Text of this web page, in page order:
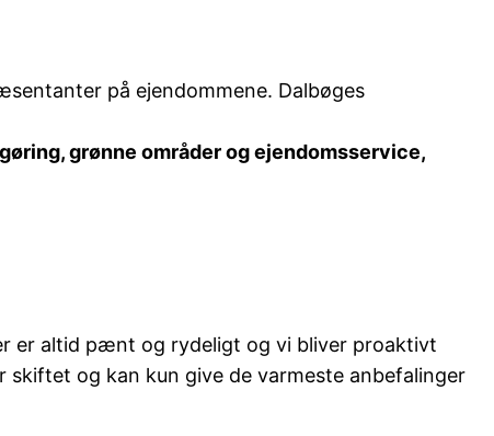
på ejendommene. Dalbøges
grønne områder og ejendomsservice,
er altid pænt og rydeligt og vi bliver proaktivt
og kan kun give de varmeste anbefalinger